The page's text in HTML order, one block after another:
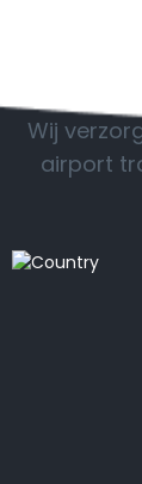
Wij
airport